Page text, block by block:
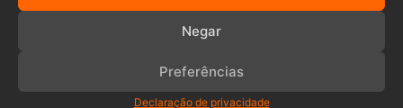
Negar
Preferências
Declaração de privacidade
As autoridades também verificaram que havia sinalização
indicando altura máxima permitida de 3,5 metros no trecho